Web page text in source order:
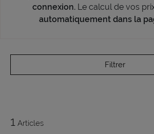
connexion. Le calcul de vos
automatiquement dans la
Filtrer
1 Articles